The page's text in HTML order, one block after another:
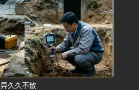
久久不散